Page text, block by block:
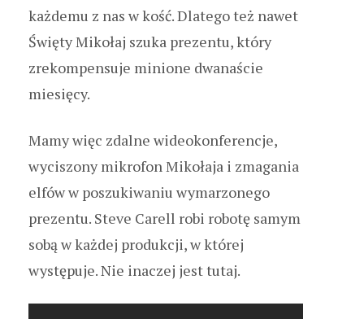
każdemu z nas w kość. Dlatego też nawet
Święty Mikołaj szuka prezentu, który
zrekompensuje minione dwanaście
miesięcy.
Mamy więc zdalne wideokonferencje,
wyciszony mikrofon Mikołaja i zmagania
elfów w poszukiwaniu wymarzonego
prezentu. Steve Carell robi robotę samym
sobą w każdej produkcji, w której
występuje. Nie inaczej jest tutaj.